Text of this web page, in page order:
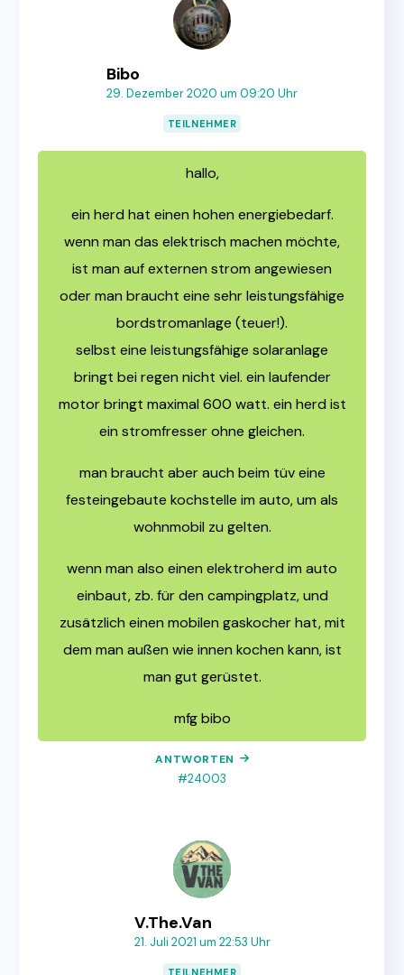
Bibo
29. Dezember 2020 um 09:20 Uhr
TEILNEHMER
hallo,
ein herd hat einen hohen energiebedarf.
wenn man das elektrisch machen möchte,
ist man auf externen strom angewiesen
oder man braucht eine sehr leistungsfähige
bordstromanlage (teuer!).
selbst eine leistungsfähige solaranlage
bringt bei regen nicht viel. ein laufender
motor bringt maximal 600 watt. ein herd ist
ein stromfresser ohne gleichen.
man braucht aber auch beim tüv eine
festeingebaute kochstelle im auto, um als
wohnmobil zu gelten.
wenn man also einen elektroherd im auto
einbaut, zb. für den campingplatz, und
zusätzlich einen mobilen gaskocher hat, mit
dem man außen wie innen kochen kann, ist
man gut gerüstet.
mfg bibo
ANTWORTEN
#24003
V.The.Van
21. Juli 2021 um 22:53 Uhr